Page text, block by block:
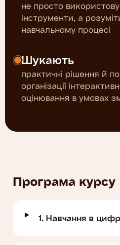
не просто
інструменти, а
навчальному процесі
Шукають
практичні рішення й
організації
оцінювання в умовах
Програма курсу
1. Навчання в